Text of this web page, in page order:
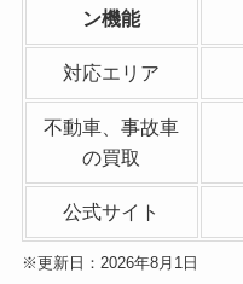
ン機能
対応エリア
不動車、事故車
の買取
公式サイト
※更新日：2026年8月1日